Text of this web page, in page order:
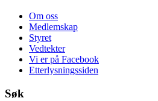
Om oss
Medlemskap
Styret
Vedtekter
Vi er på Facebook
Etterlysningssiden
Søk